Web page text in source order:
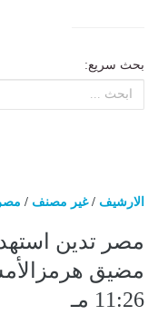
بحث سريع:
الارشيف /غير مصنف /
مصر تدين
11:26 مـ